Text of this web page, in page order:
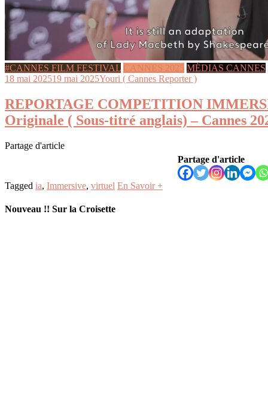
#CANNES FILM FESTIVAL CANNES 2025 MÉDIAS CANNES
18 mai 202519 mai 2025Youri ( Cannes Reporter )
REPORTAGE COMPETITION
Originale ( Sous-titré anglais) – Cannes
Partage d'article
Partage d'article
Tagged ia, Immersive, virtuel En Savoir +
Nouveau !! Sur la Croisette